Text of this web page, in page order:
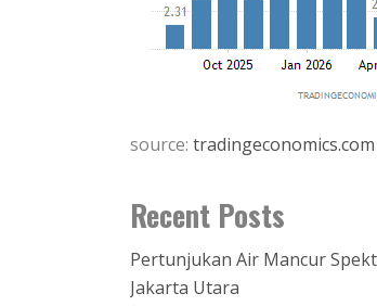
source: tradingeconomics.com
Recent Posts
Pertunjukan Air Mancur
Jakarta Utara